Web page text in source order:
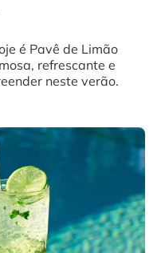
é Pavê de Limão
refrescante e
neste verão.